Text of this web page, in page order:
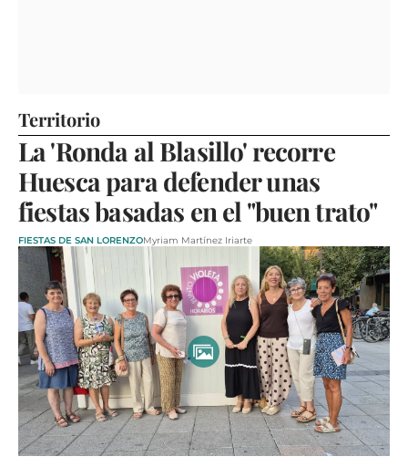
Territorio
La 'Ronda al Blasillo' recorre
Huesca para defender unas
fiestas basadas en el "buen trato"
FIESTAS DE SAN LORENZOMyriam Martínez Iriarte